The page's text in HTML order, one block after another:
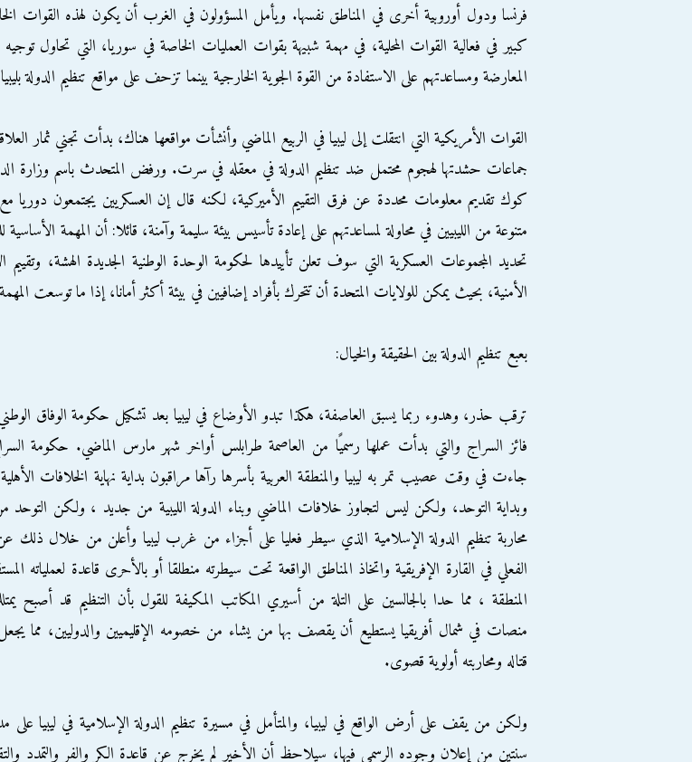
فرنسا ودول أوروبية أخرى في المناطق نفسها. ويأمل المسؤولون في الغرب أن يكون لهذه القوات
كبير في فعالية القوات المحلية، في مهمة شبيهة بقوات العمليات الخاصة في سوريا، التي تحاول
المعارضة ومساعدتهم على الاستفادة من القوة الجوية الخارجية بينما تزحف على مواقع تنظيم الدولة
القوات الأمريكية التي انتقلت إلى ليبيا في الربيع الماضي وأنشأت مواقعها هناك، بدأت تجني ثمار
جماعات حشدتها لهجوم محتمل ضد تنظيم الدولة في معقله في سرت. ورفض المتحدث باسم وزارة
كوك تقديم معلومات محددة عن فرق التقييم الأميركية، لكنه قال إن العسكريين يجتمعون دوريا
متنوعة من الليبيين في محاولة لمساعدتهم على إعادة تأسيس بيئة سليمة وآمنة، قائلا: أن المهمة الأساسية
تحديد المجموعات العسكرية التي سوف تعلن تأييدها لحكومة الوحدة الوطنية الجديدة الهشة، وتقييم
الأمنية، بحيث يمكن للولايات المتحدة أن تتحرك بأفراد إضافيين في بيئة أكثر أمانا، إذا ما توسعت
بعبع تنظيم الدولة بين الحقيقة والخيال:
ترقب حذر، وهدوء ربما يسبق العاصفة، هكذا تبدو الأوضاع في ليبيا بعد تشكيل حكومة الوفاق
فائز السراج والتي بدأت عملها رسميًا من العاصمة طرابلس أواخر شهر مارس الماضي. حكومة
جاءت في وقت عصيب تمر به ليبيا والمنطقة العربية بأسرها رآها مراقبون بداية نهاية الخلافات الأهلية
وبداية التوحد، ولكن ليس لتجاوز خلافات الماضي وبناء الدولة الليبية من جديد ، ولكن
محاربة تنظيم الدولة الإسلامية الذي سيطر فعليا على أجزاء من غرب ليبيا وأعلن من خلال ذلك
الفعلي في القارة الإفريقية واتخاذ المناطق الواقعة تحت سيطرته منطلقا أو بالأحرى قاعدة لعملياته
المنطقة ، مما حدا بالجالسين على التلة من أسيري المكاتب المكيفة للقول بأن التنظيم قد أصبح
منصات في شمال أفريقيا يستطيع أن يقصف بها من يشاء من خصومه الإقليميين والدوليين، مما
قتاله ومحاربته أولوية قصوى.
ولكن من يقف على أرض الواقع في ليبيا، والمتأمل في مسيرة تنظيم الدولة الإسلامية في ليبيا على
سنتين من إعلان وجوده الرسمي فيها، سيلاحظ أن الأخير لم يخرج عن قاعدة الكر والفر والتمدد